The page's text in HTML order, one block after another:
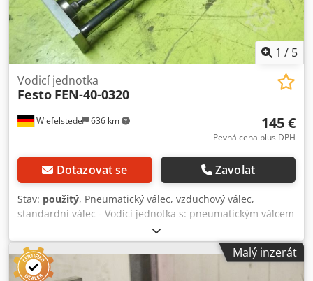
1 / 5
Wiefelstede 636 km
Vodicí jednotka
Festo FEN-40-0320
145 €
Pevná cena plus DPH
Dotazovat se Zavolat
Stav: použitý, Pneumatický válec, vzduchový válec,
standardní válec - Vodicí jednotka s: pneumatickým válcem
- Zdvih pneumatického válce: 200 mm - Typ vodicí
jednotky: FEN-40-0320 - Rozměry: 495/115 / H58 mm -
Hmotnost: 5 kg Codpfx Aed S Aqfsqlsrf
Malý inzerát